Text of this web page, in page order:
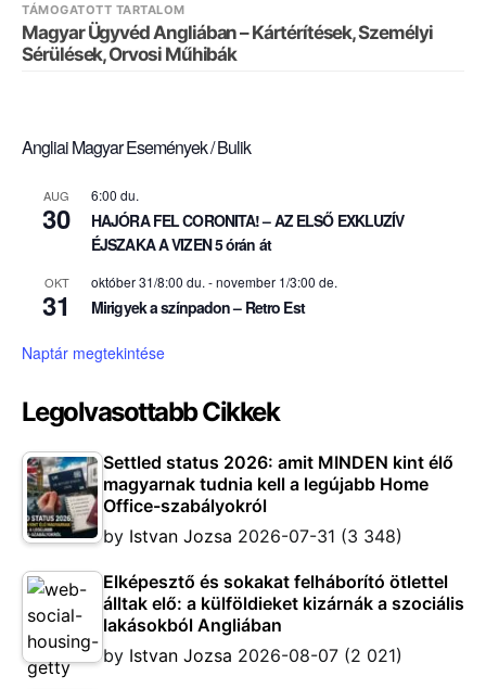
TÁMOGATOTT TARTALOM
Magyar Ügyvéd Angliában – Kártérítések, Személyi
Sérülések, Orvosi Műhibák
Angliai Magyar Események / Bulik
AUG
30
6:00 du.
HAJÓRA FEL CORONITA! – AZ ELSŐ EXKLUZÍV
ÉJSZAKA A VIZEN 5 órán át
OKT
31
október 31/8:00 du. -november 1/3:00 de.
Mirigyek a színpadon – Retro Est
Naptár megtekintése
Legolvasottabb Cikkek
Settled status 2026: amit MINDEN kint élő
magyarnak tudnia kell a legújabb Home
Office-szabályokról
by Istvan Jozsa 2026-07-31 (3 348)
Elképesztő és sokakat felháborító ötlettel
álltak elő: a külföldieket kizárnák a szociális
lakásokból Angliában
by Istvan Jozsa 2026-08-07 (2 021)